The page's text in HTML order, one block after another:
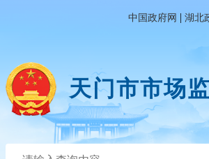
中国政府网 | 湖北
天门市市场